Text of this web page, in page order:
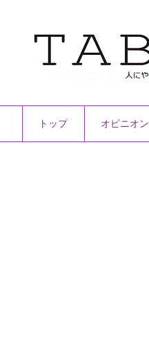
トップ オピニオン